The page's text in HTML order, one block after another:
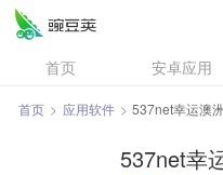
537net幸运澳
首页 安卓应用
资讯
专题
首页 > 应用软件 > 537net幸运澳
537net幸